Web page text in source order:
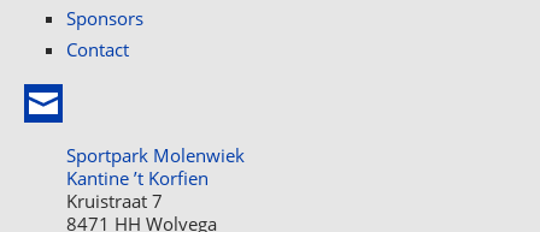
Sponsors
Contact
Sportpark Molenwiek
Kantine ’t Korfien
Kruistraat 7
8471 HH Wolvega